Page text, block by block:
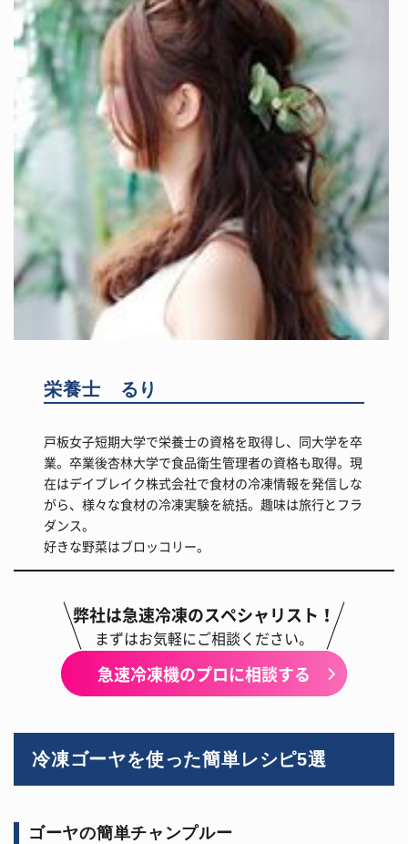
栄養士 るり
戸板女子短期大学で栄養士の資格を取得し、同大学を卒
業。卒業後杏林大学で食品衛生管理者の資格も取得。現
在はデイブレイク株式会社で食材の冷凍情報を発信しな
がら、様々な食材の冷凍実験を統括。趣味は旅行とフラ
ダンス。
好きな野菜はブロッコリー。
弊社は急速冷凍のスペシャリスト！
まずはお気軽にご相談ください。
急速冷凍機のプロに相談する
冷凍ゴーヤを使った簡単レシピ5選
ゴーヤの簡単チャンプルー